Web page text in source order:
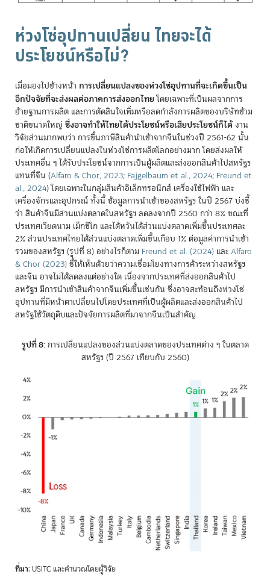
ห่วงโซ่อุปทานเปลี่ยน ไทยจะได้
ประโยชน์หรือไม่?
เมื่อมองไปข้างหน้า การเปลี่ยนแปลงของห่วงโซ่อุปทานที่จะเกิดขึ้นเป็น
อีกปัจจัยที่จะส่งผลต่อภาคการส่งออกไทยโดยเฉพาะที่เป็นผลจากการ
ย้ายฐานการผลิต และการตัดสินใจเพิ่มหรือลดกำลังการผลิตของบริษัทข้าม
ชาติขนาดใหญ่ ซึ่งอาจทำให้ไทยได้ประโยชน์หรือเสียประโยชน์ก็ได้งาน
วิจัยส่วนมากพบว่า การขึ้นภาษีสินค้านำเข้าจากจีนในช่วงปี 2561-62 นั้น
ก่อให้เกิดการเปลี่ยนแปลงในห่วงโซ่การผลิตโลกอย่างมาก โดยส่งผลให้
ประเทศอื่น ๆ ได้รับประโยชน์จากการเป็นผู้ผลิตและส่งออกสินค้าไปสหรัฐฯ
แทนที่จีน (Alfaro & Chor, 2023; Fajgelbaum et al., 2024; Freund et
al., 2024)โดยเฉพาะในกลุ่มสินค้าอิเล็กทรอนิกส์ เครื่องใช้ไฟฟ้า และ
เครื่องจักรและอุปกรณ์ ทั้งนี้ ข้อมูลการนำเข้าของสหรัฐฯ ในปี 2567 บ่งชี้
ว่า สินค้าจีนมีส่วนแบ่งตลาดในสหรัฐฯ ลดลงจากปี 2560 กว่า 8% ขณะที่
ประเทศเวียดนาม เม็กซิโก และไต้หวันได้ส่วนแบ่งตลาดเพิ่มขึ้นประเทศละ
2% ส่วนประเทศไทยได้ส่วนแบ่งตลาดเพิ่มขึ้นเกือบ 1% ต่อมูลค่าการนำเข้า
รวมของสหรัฐฯ (รูปที่ 8) อย่างไรก็ตาม Freund et al. (2024) และAlfaro
& Chor (2023)ชี้ให้เห็นด้วยว่าความเชื่อมโยงทางการค้าระหว่างสหรัฐฯ
และจีน อาจไม่ได้ลดลงแต่อย่างใด เนื่องจากประเทศที่ส่งออกสินค้าไป
สหรัฐฯ มีการนำเข้าสินค้าจากจีนเพิ่มขึ้นเช่นกัน ซึ่งอาจสะท้อนถึงห่วงโซ่
อุปทานที่มีหน้าตาเปลี่ยนไปโดยประเทศที่เป็นผู้ผลิตและส่งออกสินค้าไป
สหรัฐใช้วัตถุดิบและปัจจัยการผลิตที่มาจากจีนเป็นสำคัญ
รูปที่ 8: การเปลี่ยนแปลงของส่วนแบ่งตลาดของประเทศต่าง ๆ ในตลาด
สหรัฐฯ (ปี 2567 เทียบกับ 2560)
ที่มา: USITC และคำนวณโดยผู้วิจัย